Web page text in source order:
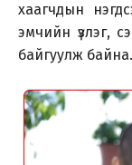
хаагчдын
эмчийн үзлэг,
байгуулж байна.